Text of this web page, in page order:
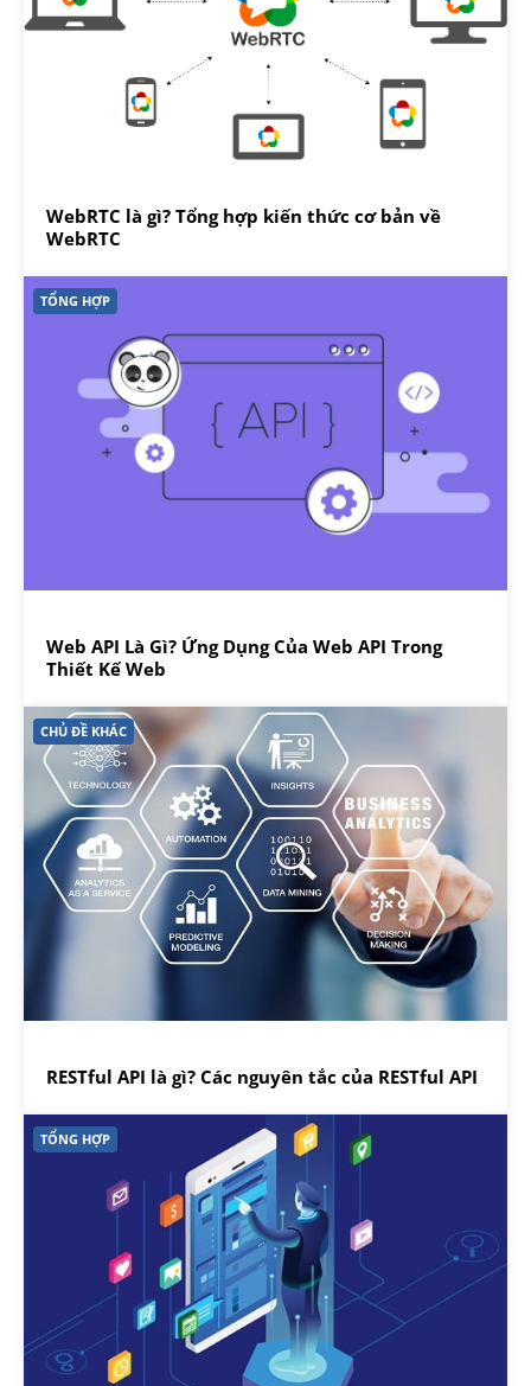
WebRTC là gì? Tổng hợp kiến thức cơ bản về
WebRTC
TỔNG HỢP
Web API Là Gì? Ứng Dụng Của Web API Trong
Thiết Kế Web
CHỦ ĐỀ KHÁC
RESTful API là gì? Các nguyên tắc của RESTful API
TỔNG HỢP